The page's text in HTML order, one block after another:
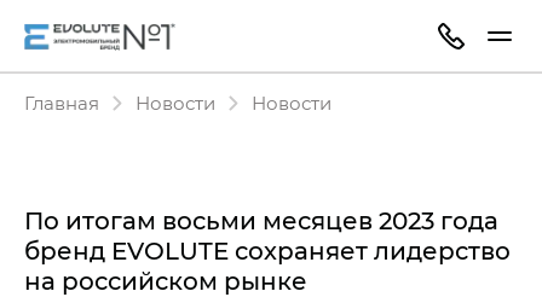
Главная Новости Новости
По итогам восьми месяцев 2023 года
бренд EVOLUTE сохраняет лидерство
на российском рынке